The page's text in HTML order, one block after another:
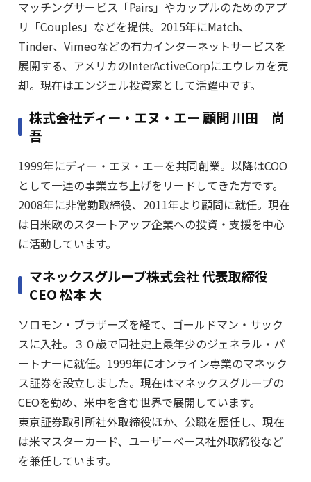
マッチングサービス「Pairs」やカップルのためのアプ
リ「Couples」などを提供。2015年にMatch、
Tinder、Vimeoなどの有力インターネットサービスを
展開する、アメリカのInterActiveCorpにエウレカを売
却。現在はエンジェル投資家として活躍中です。
株式会社ディー・エヌ・エー 顧問 川田 尚
吾
1999年にディー・エヌ・エーを共同創業。以降はCOO
として一連の事業立ち上げをリードしてきた方です。
2008年に非常勤取締役、2011年より顧問に就任。現在
は日米欧のスタートアップ企業への投資・支援を中心
に活動しています。
マネックスグループ株式会社 代表取締役
CEO 松本 大
ソロモン・ブラザーズを経て、ゴールドマン・サック
スに入社。３０歳で同社史上最年少のジェネラル・パ
ートナーに就任。1999年にオンライン専業のマネック
ス証券を設立しました。現在はマネックスグループの
CEOを勤め、米中を含む世界で展開しています。
東京証券取引所社外取締役ほか、公職を歴任し、現在
は米マスターカード、ユーザーベース社外取締役など
を兼任しています。